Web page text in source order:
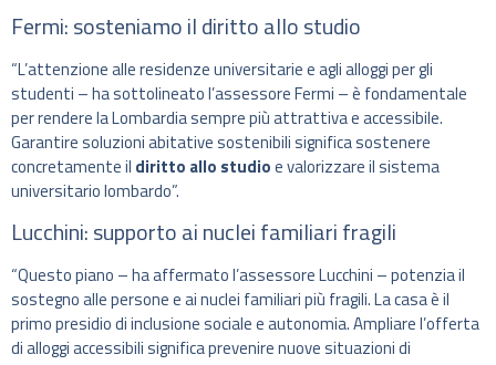
Fermi: sosteniamo il diritto allo studio
“L’attenzione alle residenze universitarie e agli alloggi per gli
studenti – ha sottolineato l’assessore Fermi – è fondamentale
per rendere la Lombardia sempre più attrattiva e accessibile.
Garantire soluzioni abitative sostenibili significa sostenere
concretamente il diritto allo studioe valorizzare il sistema
universitario lombardo”.
Lucchini: supporto ai nuclei familiari fragili
“Questo piano – ha affermato l’assessore Lucchini – potenzia il
sostegno alle persone e ai nuclei familiari più fragili. La casa è il
primo presidio di inclusione sociale e autonomia. Ampliare l’offerta
di alloggi accessibili significa prevenire nuove situazioni di